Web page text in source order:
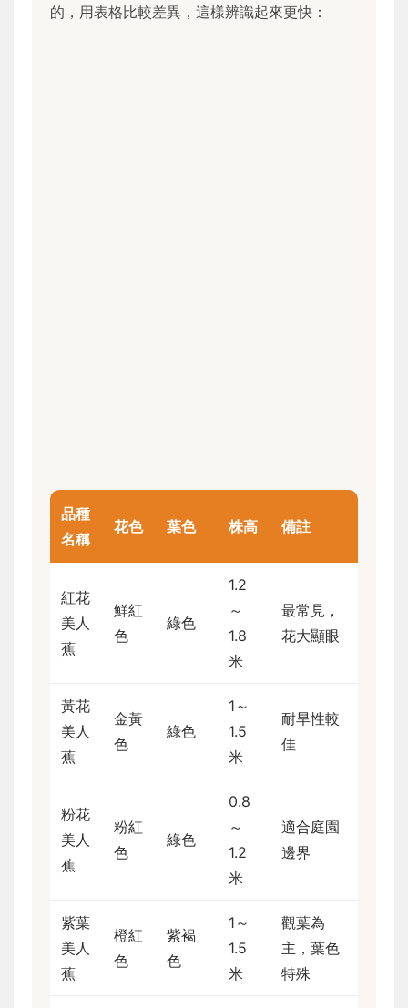
的，用表格比較差異，這樣辨識起來更快：
品種
名稱
花色 葉色 株高 備註
紅花
美人
蕉
鮮紅
色
綠色
1.2
～
1.8
米
最常見，
花大顯眼
黃花
美人
蕉
金黃
色
綠色
1～
1.5
米
耐旱性較
佳
粉花
美人
蕉
粉紅
色
綠色
0.8
～
1.2
米
適合庭園
邊界
紫葉
美人
蕉
橙紅
色
紫褐
色
1～
1.5
米
觀葉為
主，葉色
特殊